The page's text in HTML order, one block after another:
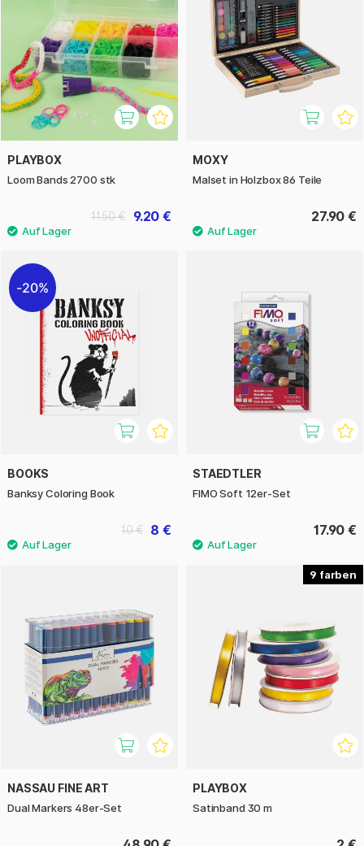
PLAYBOX
Loom Bands 2700 stk
9.20 €
11.50 €
MOXY
Malset in Holzbox 86 Teile
27.90 €
20%
BOOKS
Banksy Coloring Book
8 €
10 €
STAEDTLER
FIMO Soft 12er-Set
17.90 €
NASSAU FINE ART
Dual Markers 48er-Set
9
PLAYBOX
Satinband 30 m